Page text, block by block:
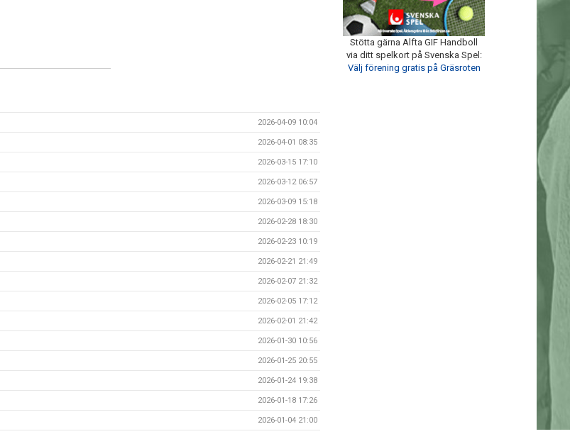
2026-04-09 10:04
2026-04-01 08:35
2026-03-15 17:10
2026-03-12 06:57
2026-03-09 15:18
2026-02-28 18:30
2026-02-23 10:19
2026-02-21 21:49
2026-02-07 21:32
2026-02-05 17:12
2026-02-01 21:42
2026-01-30 10:56
2026-01-25 20:55
2026-01-24 19:38
2026-01-18 17:26
2026-01-04 21:00
Stötta gärna Alfta GIF Handboll
via ditt spelkort på Svenska Spel:
Välj förening gratis på Gräsroten